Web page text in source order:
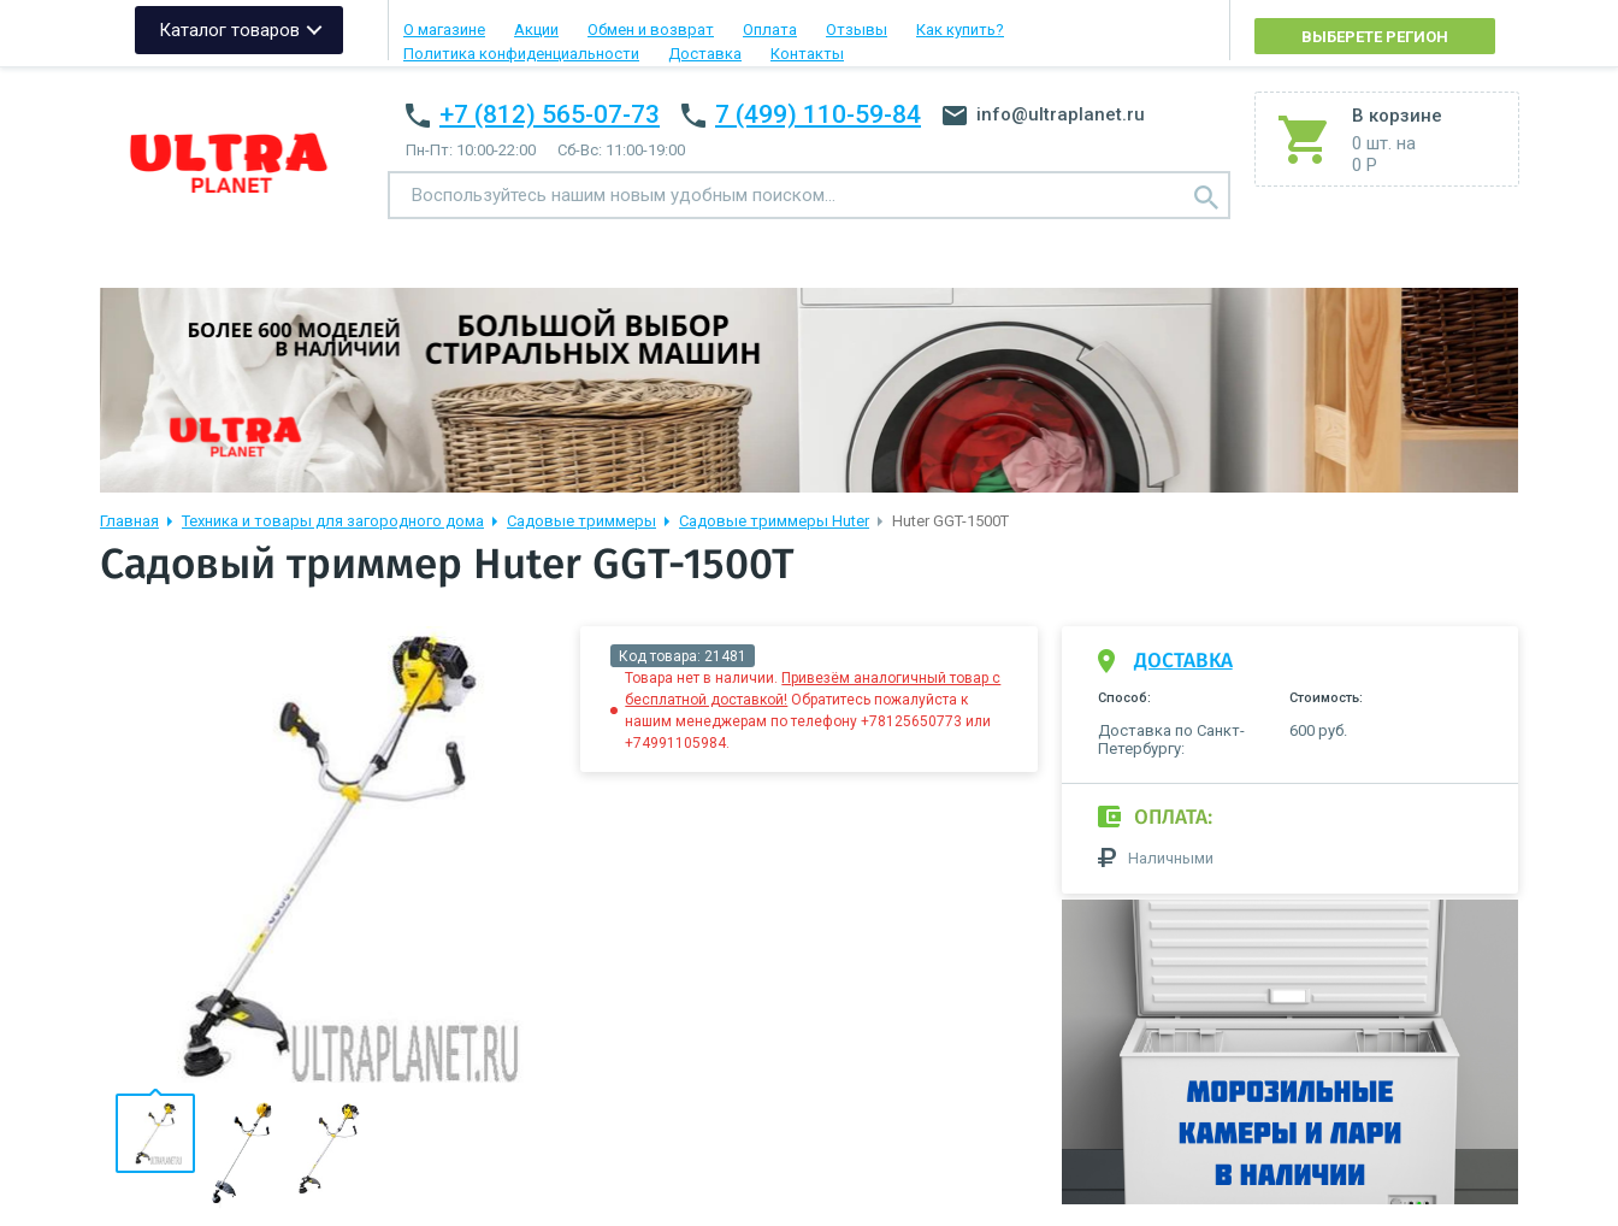
Каталог товаров О магазине Акции Обмен и возврат Оплата Отзывы
Как купить?
Политика конфиденциальности
Доставка Контакты
ВЫБЕРЕТЕ РЕГИОН
В корзине
0 шт. на
0 Р
+7 (812) 565-07-73 7 (499) 110-59-84 info@ultraplanet.ru
Пн-Пт: 10:00-22:00 Сб-Вс: 11:00-19:00
Главная Техника и товары для загородного дома Садовые триммеры Садовые триммеры Huter Huter GGT-1500T
Садовый триммер Huter GGT-1500T
Код товара: 21481
Товара нет в наличии.Привезём аналогичный товар с
бесплатной доставкой! Обратитесь пожалуйста к
нашим менеджерам по телефону +78125650773 или
+74991105984.
ДОСТАВКА
Способ: Стоимость:
Доставка по Санкт-
Петербургу:
600 руб.
ОПЛАТА:
Наличными